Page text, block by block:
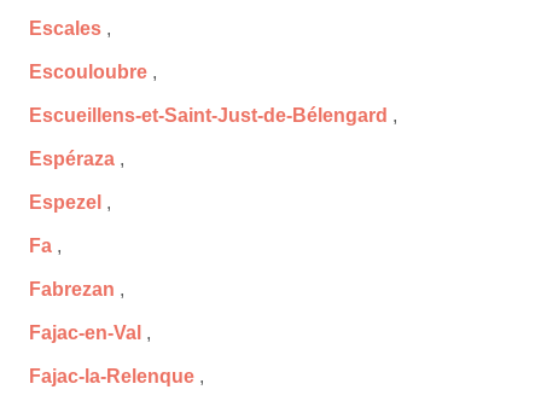
Escales ,
Escouloubre ,
Escueillens-et-Saint-Just-de-Bélengard ,
Espéraza ,
Espezel ,
Fa ,
Fabrezan ,
Fajac-en-Val ,
Fajac-la-Relenque ,